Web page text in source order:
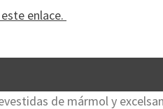
enlace.
de mármol y